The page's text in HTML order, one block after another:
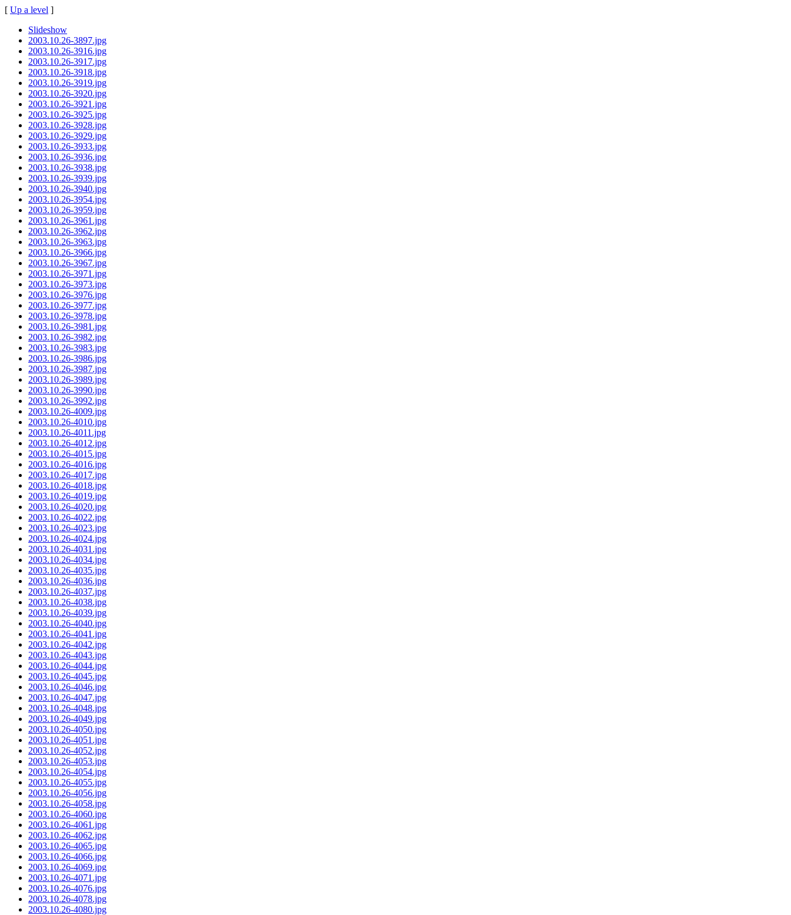
[ Up a level ]
Slideshow
2003.10.26-3897.jpg
2003.10.26-3916.jpg
2003.10.26-3917.jpg
2003.10.26-3918.jpg
2003.10.26-3919.jpg
2003.10.26-3920.jpg
2003.10.26-3921.jpg
2003.10.26-3925.jpg
2003.10.26-3928.jpg
2003.10.26-3929.jpg
2003.10.26-3933.jpg
2003.10.26-3936.jpg
2003.10.26-3938.jpg
2003.10.26-3939.jpg
2003.10.26-3940.jpg
2003.10.26-3954.jpg
2003.10.26-3959.jpg
2003.10.26-3961.jpg
2003.10.26-3962.jpg
2003.10.26-3963.jpg
2003.10.26-3966.jpg
2003.10.26-3967.jpg
2003.10.26-3971.jpg
2003.10.26-3973.jpg
2003.10.26-3976.jpg
2003.10.26-3977.jpg
2003.10.26-3978.jpg
2003.10.26-3981.jpg
2003.10.26-3982.jpg
2003.10.26-3983.jpg
2003.10.26-3986.jpg
2003.10.26-3987.jpg
2003.10.26-3989.jpg
2003.10.26-3990.jpg
2003.10.26-3992.jpg
2003.10.26-4009.jpg
2003.10.26-4010.jpg
2003.10.26-4011.jpg
2003.10.26-4012.jpg
2003.10.26-4015.jpg
2003.10.26-4016.jpg
2003.10.26-4017.jpg
2003.10.26-4018.jpg
2003.10.26-4019.jpg
2003.10.26-4020.jpg
2003.10.26-4022.jpg
2003.10.26-4023.jpg
2003.10.26-4024.jpg
2003.10.26-4031.jpg
2003.10.26-4034.jpg
2003.10.26-4035.jpg
2003.10.26-4036.jpg
2003.10.26-4037.jpg
2003.10.26-4038.jpg
2003.10.26-4039.jpg
2003.10.26-4040.jpg
2003.10.26-4041.jpg
2003.10.26-4042.jpg
2003.10.26-4043.jpg
2003.10.26-4044.jpg
2003.10.26-4045.jpg
2003.10.26-4046.jpg
2003.10.26-4047.jpg
2003.10.26-4048.jpg
2003.10.26-4049.jpg
2003.10.26-4050.jpg
2003.10.26-4051.jpg
2003.10.26-4052.jpg
2003.10.26-4053.jpg
2003.10.26-4054.jpg
2003.10.26-4055.jpg
2003.10.26-4056.jpg
2003.10.26-4058.jpg
2003.10.26-4060.jpg
2003.10.26-4061.jpg
2003.10.26-4062.jpg
2003.10.26-4065.jpg
2003.10.26-4066.jpg
2003.10.26-4069.jpg
2003.10.26-4071.jpg
2003.10.26-4076.jpg
2003.10.26-4078.jpg
2003.10.26-4080.jpg